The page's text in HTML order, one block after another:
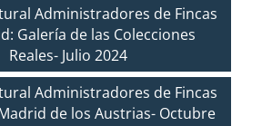
Administradores de Fincas
Galería de las Colecciones
Reales- Julio 2024
Administradores de Fincas
de los Austrias- Octubre